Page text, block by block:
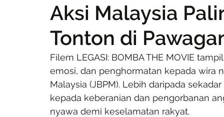
Aksi Malaysia
Tonton di
Filem LEGASI: BOMBA THE MOVIE
emosi, dan penghormatan kepada wira
Malaysia (JBPM). Lebih daripada
kepada keberanian dan pengorbanan
nyawa demi keselamatan rakyat.